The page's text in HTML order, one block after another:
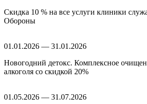
Скидка 10 % на все услуги клиники
Обороны
01.01.2026 — 31.01.2026
Новогодний детокс. Комплексное
алкоголя со скидкой 20%
01.05.2026 — 31.07.2026